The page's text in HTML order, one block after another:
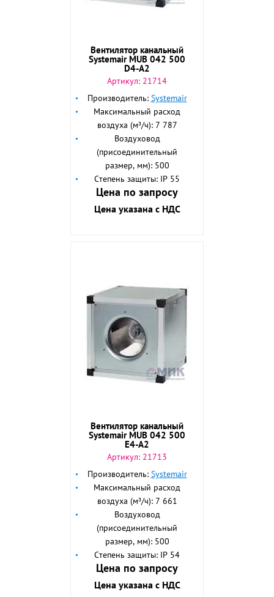
Вентилятор канальный
Systemair MUB 042 500
D4-A2
Артикул: 21714
Производитель: Systemair
Максимальный расход
воздуха (м³/ч): 7 787
Воздуховод
(присоединительный
размер, мм): 500
Степень защиты: IP 55
Цена по запросу
Цена указана с НДС
Вентилятор канальный
Systemair MUB 042 500
E4-A2
Артикул: 21713
Производитель: Systemair
Максимальный расход
воздуха (м³/ч): 7 661
Воздуховод
(присоединительный
размер, мм): 500
Степень защиты: IP 54
Цена по запросу
Цена указана с НДС